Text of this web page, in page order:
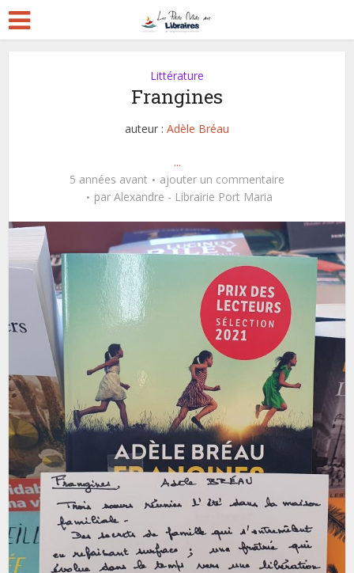
Littérature
Frangines
auteur : Adèle Bréau
...
5 années avant
ajouter un commentaire
par Alexandre - Librairie Port Maria